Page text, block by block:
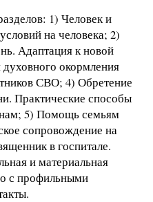
1) Человек и
на человека; 2)
Адаптация к новой
окормления
СВО; 4) Обретение
Практические способы
5) Помощь семьям
сопровождение на
в госпитале.
и материальная
с профильными